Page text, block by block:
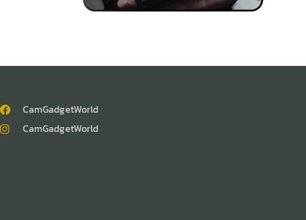
CamGadgetWorld
CamGadgetWorld